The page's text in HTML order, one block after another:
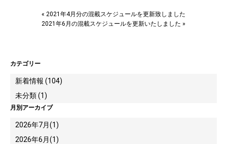
« 2021年4月分の混載スケジュールを更新致しました
2021年6月の混載スケジュールを更新いたしました »
カテゴリー
新着情報 (104)
未分類 (1)
月別アーカイブ
2026年7月(1)
2026年6月(1)